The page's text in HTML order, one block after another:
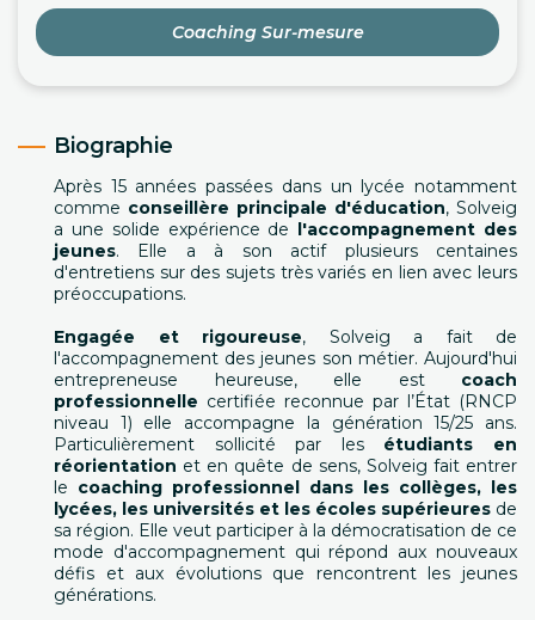
Coaching Sur-mesure
Biographie
Après 15 années passées dans un lycée notamment
comme conseillère principale d'éducation, Solveig
a une solide expérience de l'accompagnement des
jeunes. Elle a à son actif plusieurs centaines
d'entretiens sur des sujets très variés en lien avec leurs
préoccupations.
Engagée et rigoureuse, Solveig a fait de
l'accompagnement des jeunes son métier. Aujourd'hui
entrepreneuse heureuse, elle est coach
professionnelle certifiée reconnue par l’État (RNCP
niveau 1) elle accompagne la génération 15/25 ans.
Particulièrement sollicité par les étudiants en
réorientation et en quête de sens, Solveig fait entrer
le coaching professionnel dans les collèges, les
lycées, les universités et les écoles supérieures de
sa région. Elle veut participer à la démocratisation de ce
mode d'accompagnement qui répond aux nouveaux
défis et aux évolutions que rencontrent les jeunes
générations.